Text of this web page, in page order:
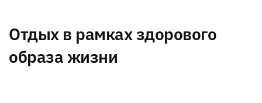
Отдых в рамках здорового
образа жизни